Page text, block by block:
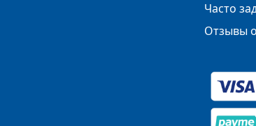
Часто
Отзывы